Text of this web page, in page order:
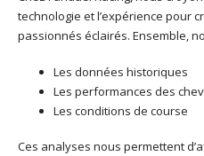
technologie et l’expérience pour
passionnés éclairés. Ensemble,
Les données historiques
Les performances des
Les conditions de course
Ces analyses nous permettent